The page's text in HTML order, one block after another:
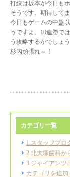
打線は坂本が今日も
そうです。期待してま
今日もゲームの中盤
うですよ。10連勝で
う攻略するかでしょ
杉内頑張れ～！
カテゴリ一覧
1.スタッフブロ
2.北大塚歯科か
3.ジャイアンツ
カテゴリを追加